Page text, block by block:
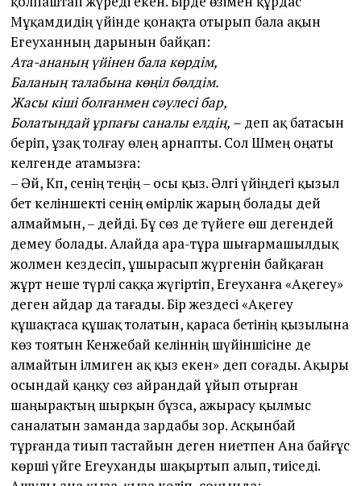
Мұқамәдидің үйінде қонақта отырып бала ақын
Егеуханның дарынын байқап:
Ата-ананың үйінен бала көрдім,
Баланың талабына көңіл бөлдім.
Жасы кіші болғанмен сәулесі бар,
Болатындай ұрпағы саналы елдің, – деп ақ батасын
беріп, ұзақ толғау өлең арнапты. Сол Шәмең оңаты
келгенде атамызға:
– Әй, Кәп, сенің теңің – осы қыз. Әлгі үйіңдегі қызыл
бет келіншекті сенің өмірлік жарың болады дей
алмаймын, – дейді. Бұ сөз де түйеге өш дегендей
демеу болады. Алайда ара-тұра шығармашылдық
жолмен кез­десіп, ұшырасып жүргенін байқаған
жұрт неше түрлі саққа жүгіртіп, Егеуханға «Ақегеу»
деген айдар да тағады. Бір жездесі «Ақегеу
құшақтаса құшақ толатын, қараса бетінің қызылына
көз тоятын Кенжебай келіннің шүйіншісіне де
алмайтын ілмиген ақ қыз екен» деп соғады. Ақыры
осындай қаңқу сөз айрандай ұйып отырған
шаңырақтың шырқын бұзса, ажырасу қылмыс
саналатын заманда зардабы зор. Асқынбай
тұрғанда тиып тастайын деген ниетпен Ана байғұс
көрші үйге Егеуханды шақыртып алып, тиіседі.